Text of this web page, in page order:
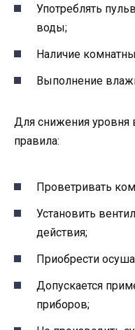
Употреблять
воды;
Наличие
Выполнение
Для снижения уровня
правила:
Проветривать
Установить
действия;
Приобрести
Допускается
приборов;